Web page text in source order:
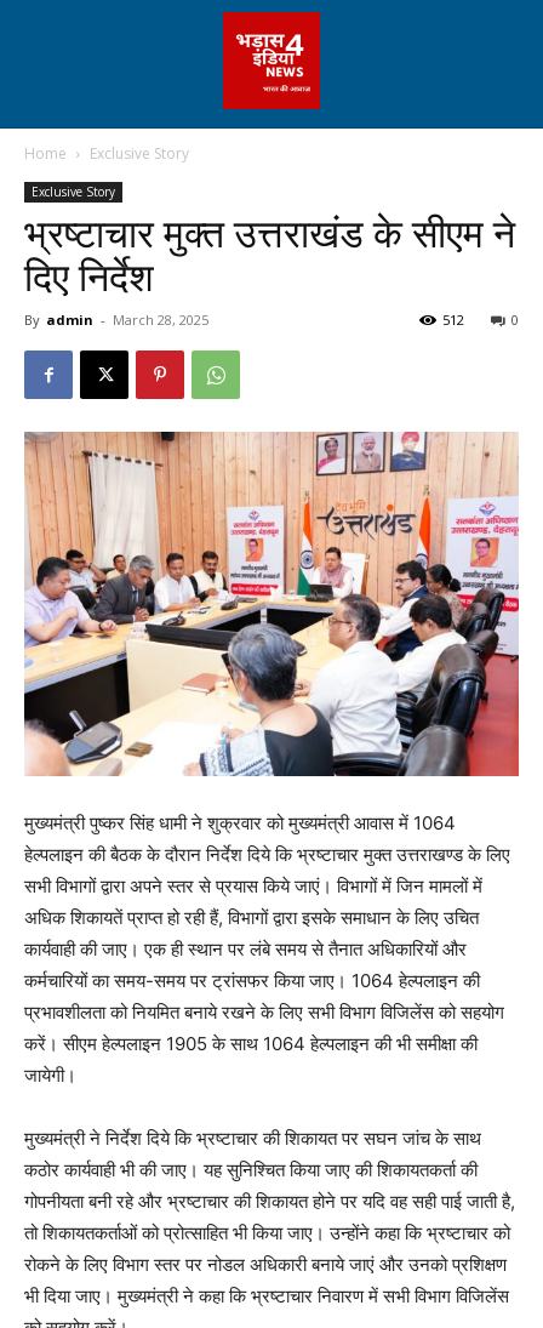
Home Exclusive Story
Exclusive Story
भ्रष्टाचार मुक्त उत्तराखंड के सीएम ने
दिए निर्देश
By admin - March 28, 2025 0
512
मुख्यमंत्री पुष्कर सिंह धामी ने शुक्रवार को मुख्यमंत्री आवास में 1064
हेल्पलाइन की बैठक के दौरान निर्देश दिये कि भ्रष्टाचार मुक्त उत्तराखण्ड के लिए
सभी विभागों द्वारा अपने स्तर से प्रयास किये जाएं। विभागों में जिन मामलों में
अधिक शिकायतें प्राप्त हो रही हैं, विभागों द्वारा इसके समाधान के लिए उचित
कार्यवाही की जाए। एक ही स्थान पर लंबे समय से तैनात अधिकारियों और
कर्मचारियों का समय-समय पर ट्रांसफर किया जाए। 1064 हेल्पलाइन की
प्रभावशीलता को नियमित बनाये रखने के लिए सभी विभाग विजिलेंस को सहयोग
करें। सीएम हेल्पलाइन 1905 के साथ 1064 हेल्पलाइन की भी समीक्षा की
जायेगी।
मुख्यमंत्री ने निर्देश दिये कि भ्रष्टाचार की शिकायत पर सघन जांच के साथ
कठोर कार्यवाही भी की जाए। यह सुनिश्चित किया जाए की शिकायतकर्ता की
गोपनीयता बनी रहे और भ्रष्टाचार की शिकायत होने पर यदि वह सही पाई जाती है,
तो शिकायतकर्ताओं को प्रोत्साहित भी किया जाए। उन्होंने कहा कि भ्रष्टाचार को
रोकने के लिए विभाग स्तर पर नोडल अधिकारी बनाये जाएं और उनको प्रशिक्षण
भी दिया जाए। मुख्यमंत्री ने कहा कि भ्रष्टाचार निवारण में सभी विभाग विजिलेंस